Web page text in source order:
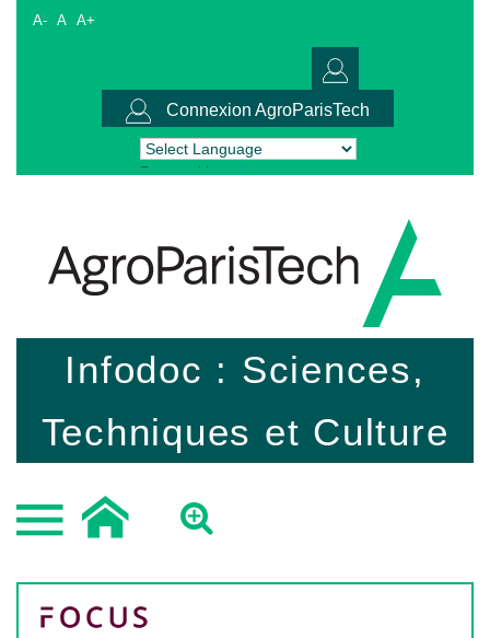
A- A A+
Connexion AgroParisTech
Powered by Translate
Infodoc : Sciences,
Techniques et Culture